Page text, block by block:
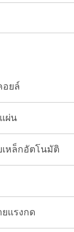
อยล์
ผ่น
เหล็กอัตโนมัติ
แรงกด